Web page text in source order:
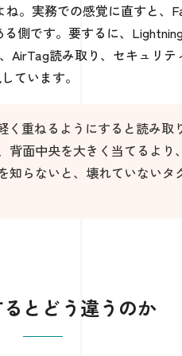
。実務での感覚に直すと、
側です。要するに、
読み取り、セキュリテ
ています。
重ねるようにすると読み取
背面中央を大きく当てるより
らないと、壊れていないタ
とどう違うのか